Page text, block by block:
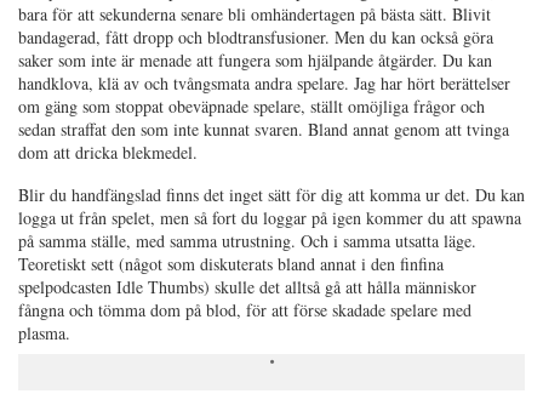
bara för att sekunderna senare bli omhändertagen på bästa sätt. Blivit
bandagerad, fått dropp och blodtransfusioner. Men du kan också göra
saker som inte är menade att fungera som hjälpande åtgärder. Du kan
handklova, klä av och tvångsmata andra spelare. Jag har hört berättelser
om gäng som stoppat obeväpnade spelare, ställt omöjliga frågor och
sedan straffat den som inte kunnat svaren. Bland annat genom att tvinga
dom att dricka blekmedel.
Blir du handfängslad finns det inget sätt för dig att komma ur det. Du kan
logga ut från spelet, men så fort du loggar på igen kommer du att spawna
på samma ställe, med samma utrustning. Och i samma utsatta läge.
Teoretiskt sett (något som diskuterats bland annat i den finfina
spelpodcasten Idle Thumbs) skulle det alltså gå att hålla människor
fångna och tömma dom på blod, för att förse skadade spelare med
plasma.